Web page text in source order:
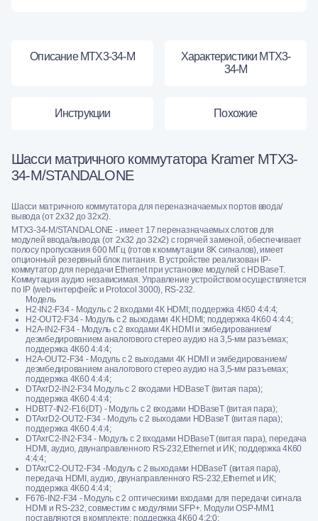
Описание MTX3-34-M
Характеристики MTX3-
34-M
Инструкции Похожие
Шасси матричного коммутатора Kramer MTX3-
34-M/STANDALONE
Шасси матричного коммутатора для переназначаемых портов ввода/
вывода (от 2х32 до 32х2).
MTX3-34-M/STANDALONE - имеет 17 переназначаемых слотов для
модулей ввода/вывода (от 2х32 до 32х2) с горячей заменой, обеспечивает
полосу пропускания 600 МГц (готов к коммутации 8K сигналов), имеет
опционный резервный блок питания. В устройстве реализован IP-
коммутатор для передачи Ethernet при установке модулей с HDBaseT.
Коммутация аудио независимая. Управление устройством осуществляется
по IP (web-интерфейс и Protocol 3000), RS-232.
Модель
H2-IN2-F34 - Модуль c 2 входами 4К HDMI; поддержка 4К60 4:4:4;
H2-OUT2-F34 - Модуль c 2 выходами 4К HDMI; поддержка 4К60 4:4:4;
H2A-IN2-F34 - Модуль c 2 входами 4К HDMI и эмбедированием/
деэмбедированием аналогового стерео аудио на 3,5-мм разъемах;
поддержка 4К60 4:4:4;
H2A-OUT2-F34 - Модуль c 2 выходами 4К HDMI и эмбедированием/
деэмбедированием аналогового стерео аудио на 3,5-мм разъемах;
поддержка 4К60 4:4:4;
DTAxrD2-IN2-F34 Модуль c 2 входами HDBaseT (витая пара);
поддержка 4К60 4:4:4;
HDBT7-IN2-F16(DT) - Модуль c 2 входами HDBaseT (витая пара);
DTAxrD2-OUT2-F34 - Модуль c 2 выходами HDBaseT (витая пара);
поддержка 4К60 4:4:4;
DTAxrC2-IN2-F34 - Модуль c 2 входами HDBaseT (витая пара), передача
HDMI, аудио, двунаправленного RS-232,Ethernet и ИК; поддержка 4К60
4:4:4;
DTAxrC2-OUT2-F34 -Модуль c 2 выходами HDBaseT (витая пара),
передача HDMI, аудио, двунаправленного RS-232,Ethernet и ИК;
поддержка 4К60 4:4:4;
F676-IN2-F34 - Модуль с 2 оптическими входами для передачи сигнала
HDMI и RS-232, совместим с модулями SFP+. Модули OSP-MM1
поставляются в комплекте; поддержка 4К60 4:2:0;